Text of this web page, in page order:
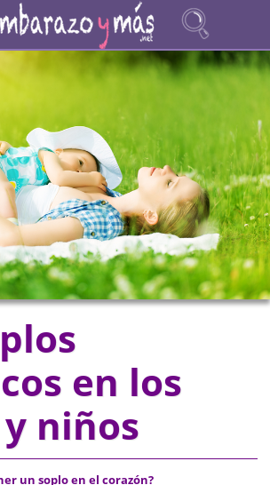
en los
niños
un soplo en el corazón?